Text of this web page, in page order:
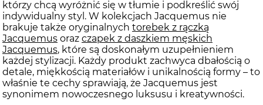
którzy chcą wyróżnić się w tłumie i podkreślić swój
indywidualny styl. W kolekcjach Jacquemus nie
brakuje także oryginalnych torebek z rączką
Jacquemus oraz czapek z daszkiem męskich
Jacquemus, które są doskonałym uzupełnieniem
każdej stylizacji. Każdy produkt zachwyca dbałością o
detale, miękkością materiałów i unikalnością formy – to
właśnie te cechy sprawiają, że Jacquemus jest
synonimem nowoczesnego luksusu i kreatywności.